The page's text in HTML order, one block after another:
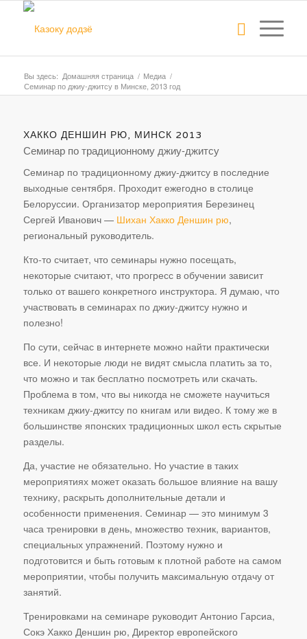
Вы здесь: Домашняя страница / Медиа /
Семинар по джиу-джитсу в Минске, 2013 год
ХАККО ДЕНШИН РЮ, МИНСК 2013
Семинар по традиционному джиу-джитсу
Семинар по традиционному джиу-джитсу в последние
выходные сентября. Проходит ежегодно в столице
Белоруссии. Организатор мероприятия Березинец
Сергей Иванович — Шихан Хакко Деншин рю,
региональный руководитель.
Кто-то считает, что семинары нужно посещать,
некоторые считают, что прогресс в обучении зависит
только от вашего конкретного инструктора. Я думаю, что
участвовать в семинарах по джиу-джитсу нужно и
полезно!
По сути, сейчас в интернете можно найти практически
все. И некоторые люди не видят смысла платить за то,
что можно и так бесплатно посмотреть или скачать.
Проблема в том, что вы никогда не сможете научиться
техникам джиу-джитсу по книгам или видео. К тому же в
большинстве японских традиционных школ есть скрытые
разделы.
Да, участие не обязательно. Но участие в таких
мероприятиях может оказать большое влияние на вашу
технику, раскрыть дополнительные детали и
особенности применения. Семинар — это минимум 3
часа тренировки в день, множество техник, вариантов,
специальных упражнений. Поэтому нужно и
подготовится и быть готовым к плотной работе на самом
мероприятии, чтобы получить максимальную отдачу от
занятий.
Тренировками на семинаре руководит Антонио Гарсиа,
Сокэ Хакко Деншин рю, Директор европейского